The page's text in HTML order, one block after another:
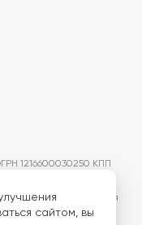
1216600030250 КПП
офертой. Изображения
оставляет за
товаров без
сайтом, вы